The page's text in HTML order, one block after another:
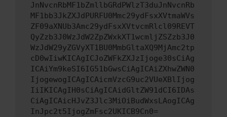
JnNvcnRbMF1bZmllbGRdPWlzT3duJnNvcnRb
MF1bb3JkZXJdPURFU0Mmc29ydFsxXVtmaWVs
ZF09aXNUb3Amc29ydFsxXVtvcmRlcl09REVT
QyZzb3J0WzJdW2ZpZWxkXT1wcmljZSZzb3J0
WzJdW29yZGVyXT1BU0MmbGltaXQ9MjAmc2tp
cD0wIiwKICAgICJoZWFkZXJzIjoge30sCiAg
ICAiYm9keSI6IG51bGwsCiAgICAiZXhwZWN0
IjogewogICAgICAicmVzcG9uc2VUeXBlIjog
IiIKICAgIH0sCiAgICAidGltZW91dCI6IDAs
CiAgICAicHJvZ3Jlc3MiOiBudWxsLAogICAg
InJpc2t5IjogZmFsc2UKICB9Cn0=